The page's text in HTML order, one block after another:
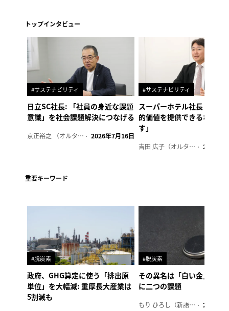
トップインタビュー
#サステナビリティ
日立SC社長: 「社員の身近な課題
意識」を社会課題解決につなげる
京正裕之 （オルタナ副編集長） 2026年7月16日
#サステナビリティ
スーパーホテル社長「地域
的価値を提供できるホテル
す」
吉田 広子（オルタナ輪番編集長） 2026年6
重要キーワード
#脱炭素
政府、GHG算定に使う「排出原
単位」を大幅減: 重厚長大産業は
5割減も
#脱炭素
その異名は「白い金」、リ
に二つの課題
もり ひろし（新語ウォッチャー） 2023年7